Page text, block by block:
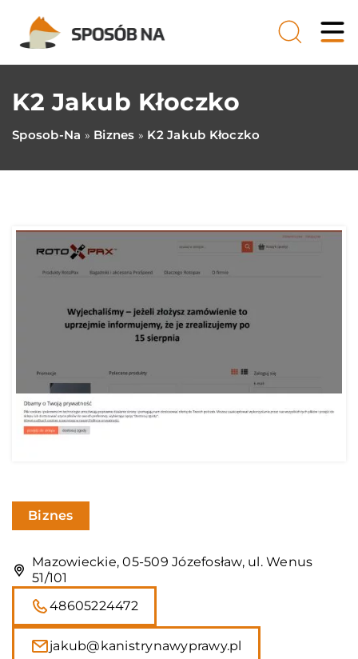
K2 Jakub Kłoczko
Sposob-Na » Biznes » K2 Jakub Kłoczko
Biznes
Mazowieckie, 05-509 Józefosław, ul. Wenus
51/101
48605224472
jakub@kanistrynawyprawy.pl